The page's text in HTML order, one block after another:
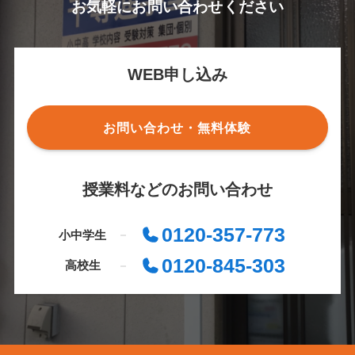
お気軽にお問い合わせください
WEB申し込み
お問い合わせ・無料体験
授業料などのお問い合わせ
小中学生 0120-357-773
高校生 0120-845-303